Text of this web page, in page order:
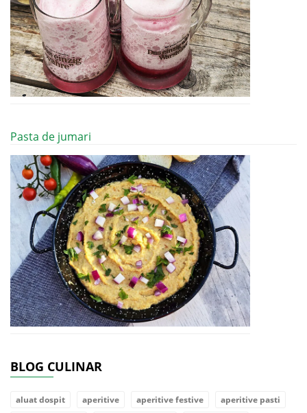
Pasta de jumari
BLOG CULINAR
aluat dospit aperitive aperitive festive
aperitive pasti